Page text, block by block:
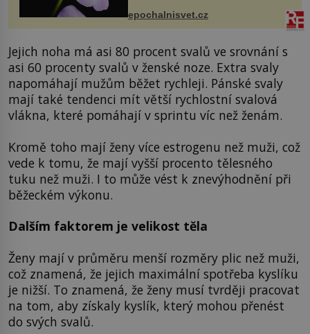
vstupenka...
epochalnisvet.cz
Jejich noha má asi 80 procent svalů ve srovnání s
asi 60 procenty svalů v ženské noze. Extra svaly
napomáhají mužům běžet rychleji. Pánské svaly
mají také tendenci mít větší rychlostní svalová
vlákna, které pomáhají v sprintu víc než ženám.
Kromě toho mají ženy více estrogenu než muži, což
vede k tomu, že mají vyšší procento tělesného
tuku než muži. I to může vést k znevýhodnění při
běžeckém výkonu.
Dalším faktorem je velikost těla
Ženy mají v průměru menší rozměry plic než muži,
což znamená, že jejich maximální spotřeba kyslíku
je nižší. To znamená, že ženy musí tvrději pracovat
na tom, aby získaly kyslík, který mohou přenést
do svých svalů.